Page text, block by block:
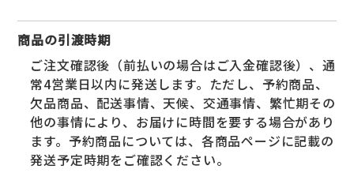
商品の引渡時期
ご注文確認後（前払いの場合はご入金確認後）、通
常4営業日以内に発送します。ただし、予約商品、
欠品商品、配送事情、天候、交通事情、繁忙期その
他の事情により、お届けに時間を要する場合があり
ます。予約商品については、各商品ページに記載の
発送予定時期をご確認ください。